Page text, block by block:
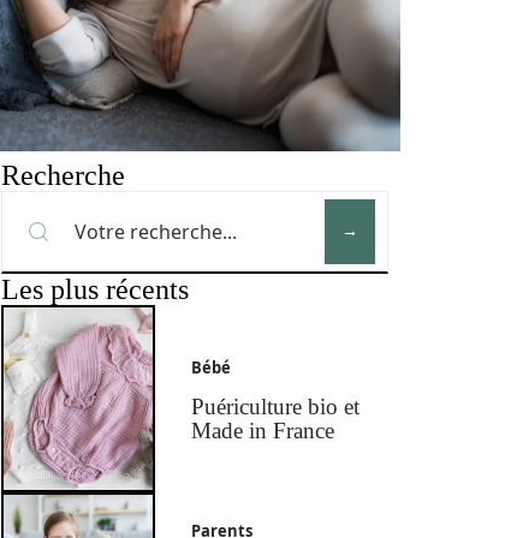
Recherche
Les plus récents
Bébé
Puériculture bio et
Made in France
Parents